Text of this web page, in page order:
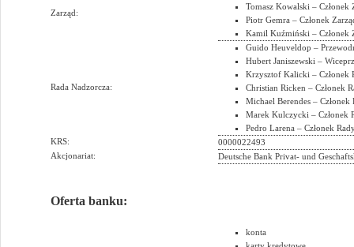
Zarząd:
Tomasz Kowalski – Członek
Piotr Gemra – Członek
Kamil Kuźmiński – Członek
Rada Nadzorcza:
Guido Heuveldop –
Hubert Janiszewski –
Krzysztof Kalicki – Członek
Christian Ricken – Członek
Michael Berendes –
Marek Kulczycki – Członek
Pedro Larena – Członek
KRS:
0000022493
Akcjonariat:
Deutsche Bank Privat- und
Oferta banku:
konta